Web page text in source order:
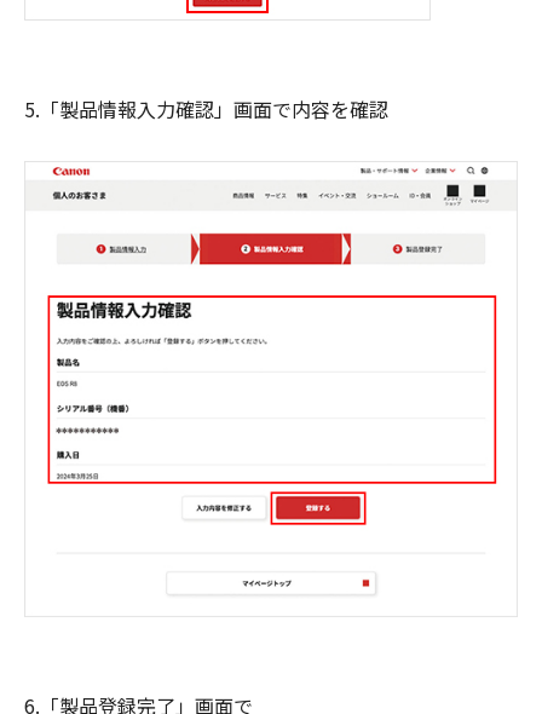
5.「製品情報入力確認」画面で内容を確認
6.「製品登録完了」画面で